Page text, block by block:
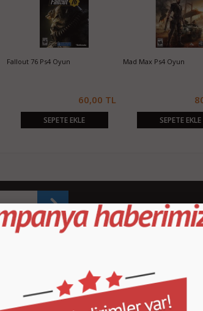
Fallout 76 Ps4 Oyun
60,00 TL
SEPETE EKLE
Mad Max Ps4 Oyun
SEPETE EKLE
Sipariş Takibi
Gizlilik ve Kullanım Şartları